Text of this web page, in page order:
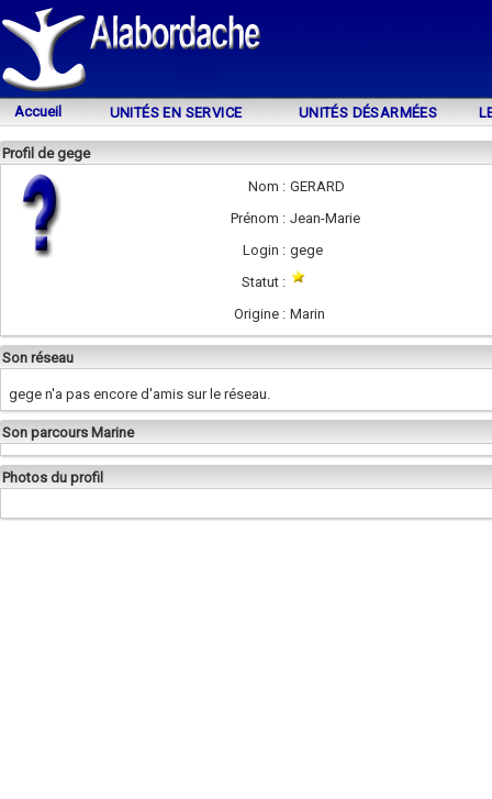
Accueil UNITÉS EN SERVICE UNITÉS DÉSARMÉES
Profil de gege
Nom : GERARD
Prénom : Jean-Marie
Login : gege
Statut :
Origine : Marin
Son réseau
gege n'a pas encore d'amis sur le réseau.
Son parcours Marine
Photos du profil